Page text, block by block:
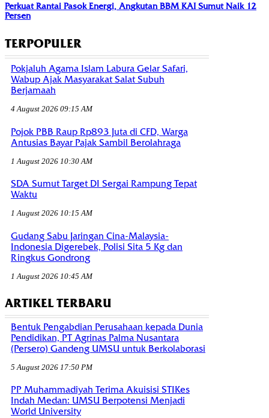
Perkuat Rantai Pasok Energi, Angkutan BBM KAI Sumut Naik 12
Persen
TERPOPULER
Pokjaluh Agama Islam Labura Gelar Safari,
Wabup Ajak Masyarakat Salat Subuh
Berjamaah
4 August 2026 09:15 AM
Pojok PBB Raup Rp893 Juta di CFD, Warga
Antusias Bayar Pajak Sambil Berolahraga
1 August 2026 10:30 AM
SDA Sumut Target DI Sergai Rampung Tepat
Waktu
1 August 2026 10:15 AM
Gudang Sabu Jaringan Cina-Malaysia-
Indonesia Digerebek, Polisi Sita 5 Kg dan
Ringkus Gondrong
1 August 2026 10:45 AM
ARTIKEL TERBARU
Bentuk Pengabdian Perusahaan kepada Dunia
Pendidikan, PT Agrinas Palma Nusantara
(Persero) Gandeng UMSU untuk Berkolaborasi
5 August 2026 17:50 PM
PP Muhammadiyah Terima Akuisisi STIKes
Indah Medan: UMSU Berpotensi Menjadi
World University